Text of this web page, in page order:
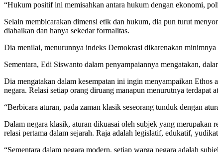
“Hukum positif ini memisahkan antara hukum dengan ekonomi,
Selain membicarakan dimensi etik dan hukum, dia pun turut
diabaikan dan hanya sekedar formalitas.
Dia menilai, menurunnya indeks Demokrasi dikarenakan
Sementara, Edi Siswanto dalam penyampaiannya mengatakan,
Dia mengatakan dalam kesempatan ini ingin menyampaikan
negara. Relasi setiap orang diruang manapun menurutnya terdapat
“Berbicara aturan, pada zaman klasik seseorang tunduk dengan
Dalam negara klasik, aturan dikuasai oleh subjek yang merupakan
relasi pertama dalam sejarah. Raja adalah legislatif, edukatif,
“Sementara dalam negara modern, setiap warga negara adalah